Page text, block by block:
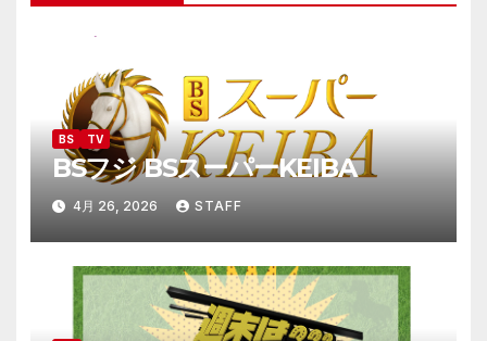
ン
BS TV
BSフジ BSスーパーKEIBA
4月 26, 2026 STAFF